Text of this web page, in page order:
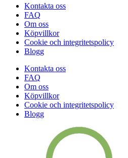
Kontakta oss
FAQ
Om oss
Köpvillkor
Cookie och integritetspolicy
Blogg
Kontakta oss
FAQ
Om oss
Köpvillkor
Cookie och integritetspolicy
Blogg